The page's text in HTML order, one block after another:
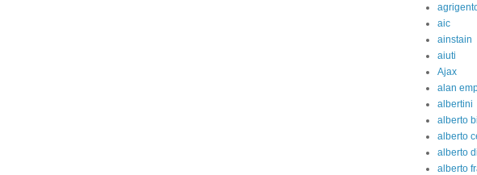
aic
ainstain
aiuti
Ajax
alan
albertini
alberto
alberto
alberto
alberto